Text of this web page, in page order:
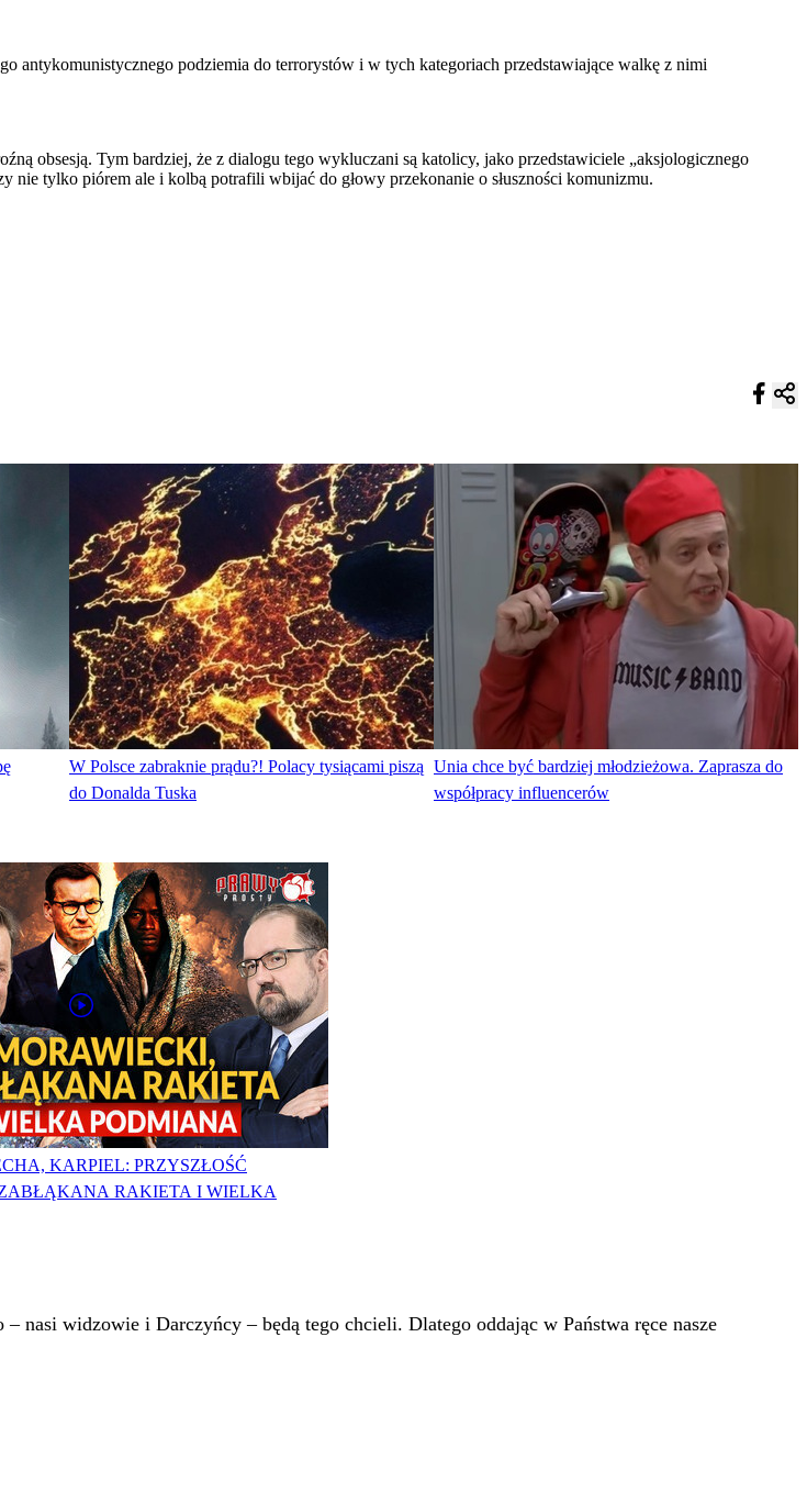
antykomunistycznego podziemia do terrorystów i w tych kategoriach przedstawiające walkę z nimi
obsesją. Tym bardziej, że z dialogu tego wykluczani są katolicy, jako przedstawiciele „aksjologicznego
tylko piórem ale i kolbą potrafili wbijać do głowy przekonanie o słuszności komunizmu.
W Polsce zabraknie prądu?! Polacy tysiącami piszą
do Donalda Tuska
Unia chce być bardziej młodzieżowa. Zaprasza do
współpracy influencerów
KARPIEL: PRZYSZŁOŚĆ
RAKIETA I WIELKA
nasi widzowie i Darczyńcy – będą tego chcieli. Dlatego oddając w Państwa ręce nasze